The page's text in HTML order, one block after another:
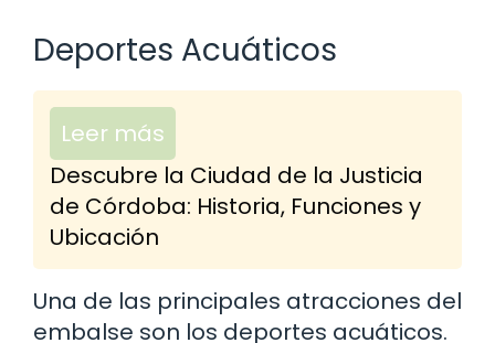
Deportes Acuáticos
Leer más
Descubre la Ciudad de la Justicia
de Córdoba: Historia, Funciones y
Ubicación
Una de las principales atracciones del
embalse son los deportes acuáticos.